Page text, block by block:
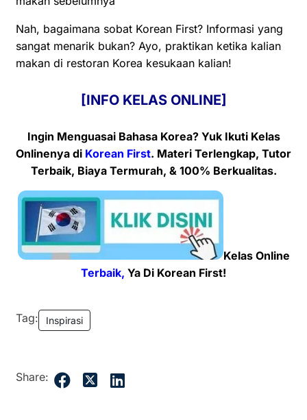
Nah, bagaimana sobat Korean First? Informasi yang
sangat menarik bukan? Ayo, praktikan ketika kalian
makan di restoran Korea kesukaan kalian!
[INFO KELAS ONLINE]
Ingin Menguasai Bahasa Korea? Yuk Ikuti Kelas
Onlinenya di Korean First. Materi Terlengkap, Tutor
Terbaik, Biaya Termurah, & 100% Berkualitas.
Kelas Online
Terbaik, Ya Di Korean First!
Tag: Inspirasi
Share: